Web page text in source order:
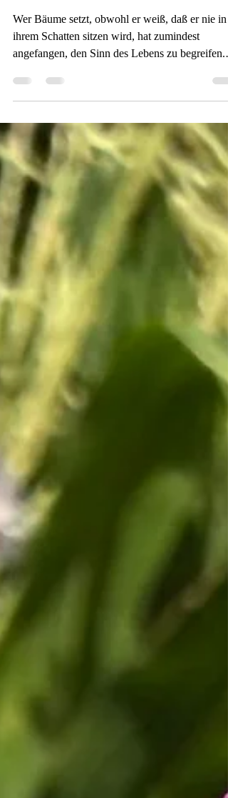
Licht und Schatten
Wer Bäume setzt, obwohl er weiß, daß er nie in
nochmal Zeit zum Zeichnen genommen. Es ist
noch so viel was ich dazu lernen möchte, dass
wahrscheinlich nicht alt genug werde, um das
zu machen. Wie mit allem merkt man erst, wenn
man besser wird, wie viel noch fehlt. Das
wichtigste ist aber mutig zu sein. Mutig zu sein,
die eigenen Kunstwerk